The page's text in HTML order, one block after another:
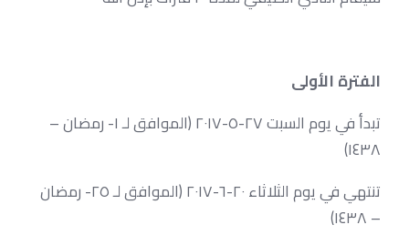
الفترة الأولى
تبدأ في يوم السبت ٢٧-٥-٢٠١٧ (الموافق لـ ١- رمضان –
١٤٣٨)
تنتهي في يوم الثلاثاء ٢٠-٦-٢٠١٧ (الموافق لـ ٢٥- رمضان
– ١٤٣٨)